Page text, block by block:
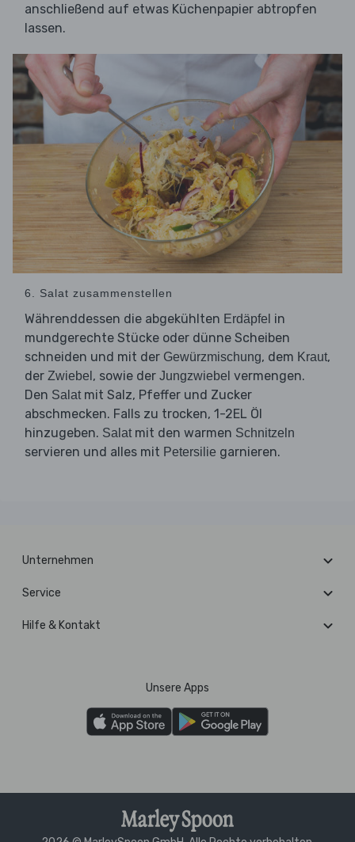
anschließend auf etwas Küchenpapier abtropfen
lassen.
6. Salat zusammenstellen
Währenddessen die abgekühlten Erdäpfel in
mundgerechte Stücke oder dünne Scheiben
schneiden und mit der Gewürzmischung, dem Kraut,
der Zwiebel , sowie der Jungzwiebel vermengen.
Den Salatmit Salz, Pfeffer und Zucker
abschmecken. Falls zu trocken, 1-2EL Öl
hinzugeben. Salatmit den warmen Schnitzeln
servieren und alles mit Petersilie garnieren.
Unternehmen
Service
Hilfe & Kontakt
Unsere Apps